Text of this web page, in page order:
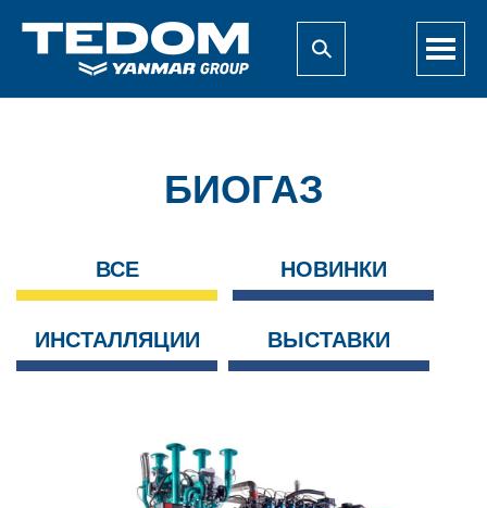
ДОКУМЕНТЫ К ЗАГРУЗКЕ
ДИЛЕРЫ В МИРЕ
БИОГАЗ
ВСЕ НОВИНКИ
ИНСТАЛЛЯЦИИ ВЫСТАВКИ